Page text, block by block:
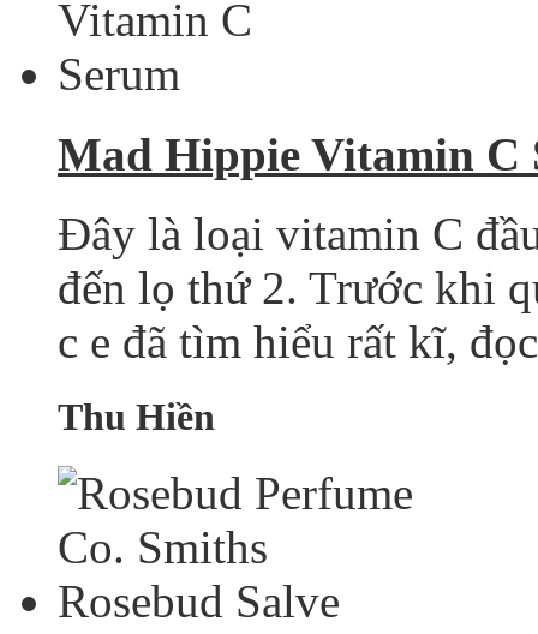
Mad Hippie Vitamin C
Đây là loại vitamin C
đến lọ thứ 2. Trước khi
c e đã tìm hiểu rất kĩ,
Thu Hiền